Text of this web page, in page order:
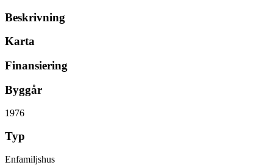
Beskrivning
Karta
Finansiering
Byggår
1976
Typ
Enfamiljshus